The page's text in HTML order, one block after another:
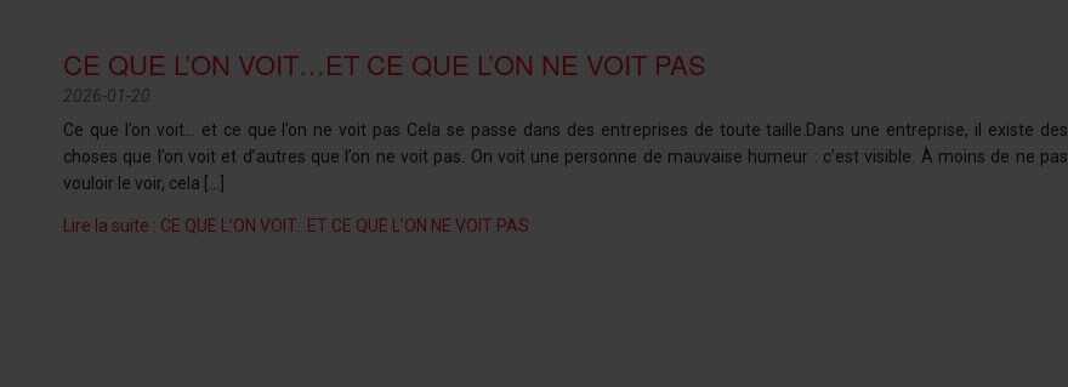
CE QUE L’ON VOIT…ET CE QUE L’ON NE VOIT PAS
2026-01-20
Ce que l’on voit… et ce que l’on ne voit pas Cela se passe dans des entreprises de toute taille.Dans une entreprise, il existe des
choses que l’on voit et d’autres que l’on ne voit pas. On voit une personne de mauvaise humeur : c’est visible. À moins de ne pas
vouloir le voir, cela […]
Lire la suite : CE QUE L’ON VOIT…ET CE QUE L’ON NE VOIT PAS